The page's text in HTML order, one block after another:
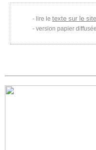
lire le texte sur le site
version papier